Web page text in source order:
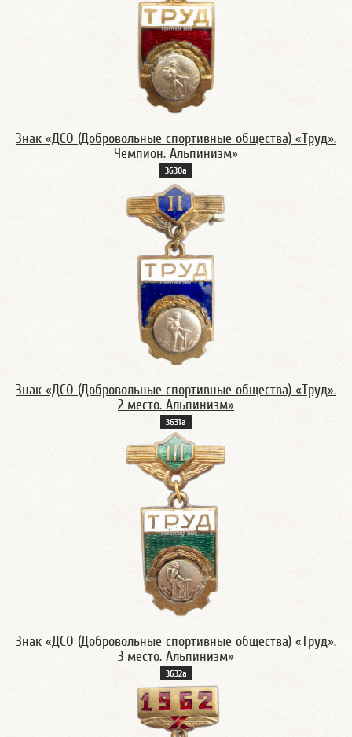
Знак «ДСО (Добровольные спортивные общества) «Труд».
Чемпион. Альпинизм»
3630а
Знак «ДСО (Добровольные спортивные общества) «Труд».
2 место. Альпинизм»
3631а
Знак «ДСО (Добровольные спортивные общества) «Труд».
3 место. Альпинизм»
3632а